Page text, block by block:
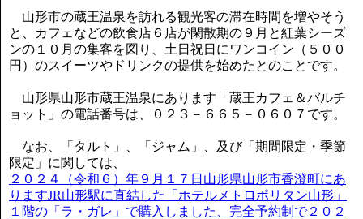
山形市の蔵王温泉を訪れる観光客の滞在時間を増やそう
と、カフェなどの飲食店６店が閑散期の９月と紅葉シーズ
ンの１０月の集客を図り、土日祝日にワンコイン（５００
円）のスイーツやドリンクの提供を始めたとのことです。
山形県山形市蔵王温泉にあります「蔵王カフェ＆バルチ
ョット」の電話番号は、０２３－６６５－０６０７です。
なお、「タルト」、「ジャム」、及び「期間限定・季節
限定」に関しては、
２０２４（令和６）年９月１７日山形県山形市香澄町にあ
りますJR山形駅に直結した「ホテルメトロポリタン山形」
１階の「ラ・ガレ」で購入しました、完全予約制で２０２